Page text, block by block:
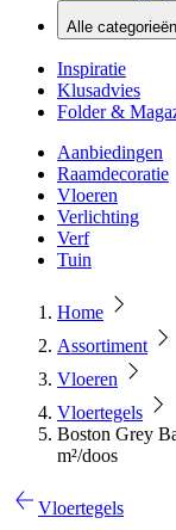
Alle categorieën
Inspiratie
Klusadvies
Folder &
Aanbiedingen
Raamdecoratie
Vloeren
Verlichting
Verf
Tuin
Home
Assortiment
Vloeren
Vloertegels
Boston Grey
m²/doos
Vloertegels